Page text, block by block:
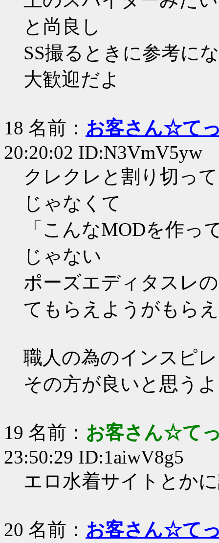
と尚良し
SS撮るときに参考に
大歓迎だよ
18 名前： お客さん☆て
20:20:02 ID:N3VmV5yw
クレクレと割り切っ
じゃなくて
「こんなMODを作っ
じゃない
ポーズエディタスレ
てもらえようがもら
職人の為のインスピ
その方が良いと思う
19 名前： お客さん☆て
23:50:29 ID:1aiwV8g5
エロ水着サイトとか
20 名前： お客さん☆て